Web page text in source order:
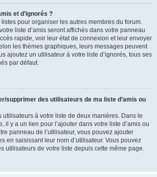
et d’ignorés ?
pour organiser les autres membres du forum.
liste d’amis seront affichés dans votre panneau
rapide, voir leur état de connexion et leur envoyer
les thèmes graphiques, leurs messages peuvent
ajoutez un utilisateur à votre liste d’ignorés, tous ses
par défaut.
supprimer des utilisateurs de ma liste d’amis ou
utilisateurs à votre liste de deux manières. Dans le
il y a un lien pour l’ajouter dans votre liste d’amis ou
panneau de l’utilisateur, vous pouvez ajouter
en saisissant leur nom d’utilisateur. Vous pouvez
utilisateurs de votre liste depuis cette même page.